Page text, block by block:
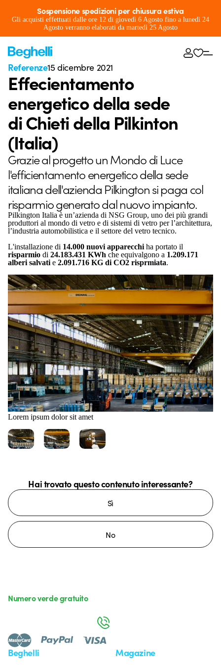
Sospensione spedizioni per chiusura estiva
Gli acquisti effettuati dalle ore 12 di giovedì 6 Agosto fino a lunedì 24
Agosto verranno elaborati da martedì 25 Agosto
Referenze15 dicembre 2021
Effecientamento
energetico della sede
di Chieti della Pilkinton
(Italia)
Grazie al progetto un Mondo di Luce
l'efficientamento energetico della sede
italiana dell'azienda Pilkington si paga col
risparmio generato dal nuovo impianto.
Pilkington Italia è un’azienda di NSG Group, uno dei più grandi
produttori al mondo di vetro e di sistemi di vetro per l’architettura,
l’industria automobilistica e il settore del vetro tecnico.
L'installazione di 14.000 nuovi apparecchi ha portato il
risparmio di 24.183.431 KWh che equivalgono a 1.209.171
alberi salvati e 2.091.716 KG di CO2 risprmiata.
Lorem ipsum dolor sit amet
Hai trovato questo contenuto interessante?
Sì
No
Beghelli Magazine
Numero verde gratuito